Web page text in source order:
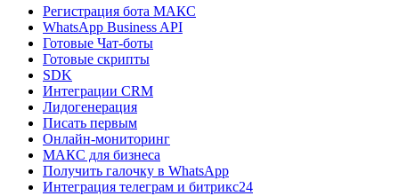
Регистрация бота MAКС
WhatsApp Business API
Готовые Чат-боты
Готовые скрипты
SDK
Интеграции CRM
Лидогенерация
Писать первым
Онлайн-мониторинг
MAКС для бизнеса
Получить галочку в WhatsApp
Интеграция телеграм и битрикс24